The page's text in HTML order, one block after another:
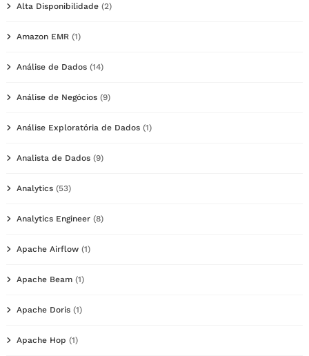
Alta Disponibilidade (2)
Amazon EMR (1)
Análise de Dados (14)
Análise de Negócios (9)
Análise Exploratória de Dados (1)
Analista de Dados (9)
Analytics (53)
Analytics Engineer (8)
Apache Airflow (1)
Apache Beam (1)
Apache Doris (1)
Apache Hop (1)